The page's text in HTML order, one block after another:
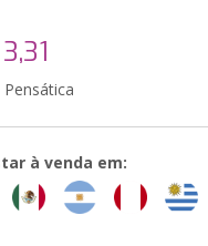
à venda em: